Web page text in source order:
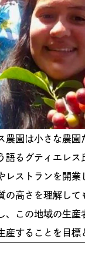
農園は小さな農
語るグティエレス
レストランを開業
の高さを理解して
、この地域の生産
産することを目標